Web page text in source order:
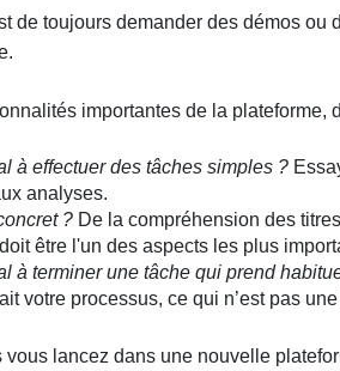
de toujours demander des démos
importantes de la plateforme,
à effectuer des tâches simples ?
analyses.
? De la compréhension des
être l'un des aspects les plus
à terminer une tâche qui prend
votre processus, ce qui n’est pas
lancez dans une nouvelle